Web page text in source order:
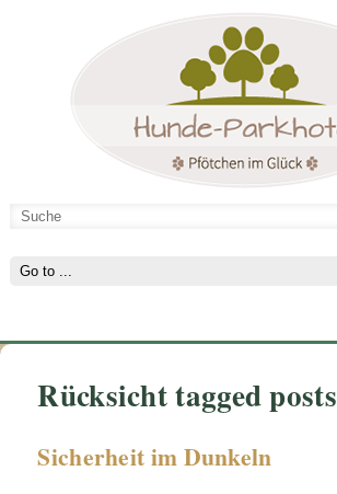
Hunde-Parkhotel
Rücksicht tagged posts
Sicherheit im Dunkeln